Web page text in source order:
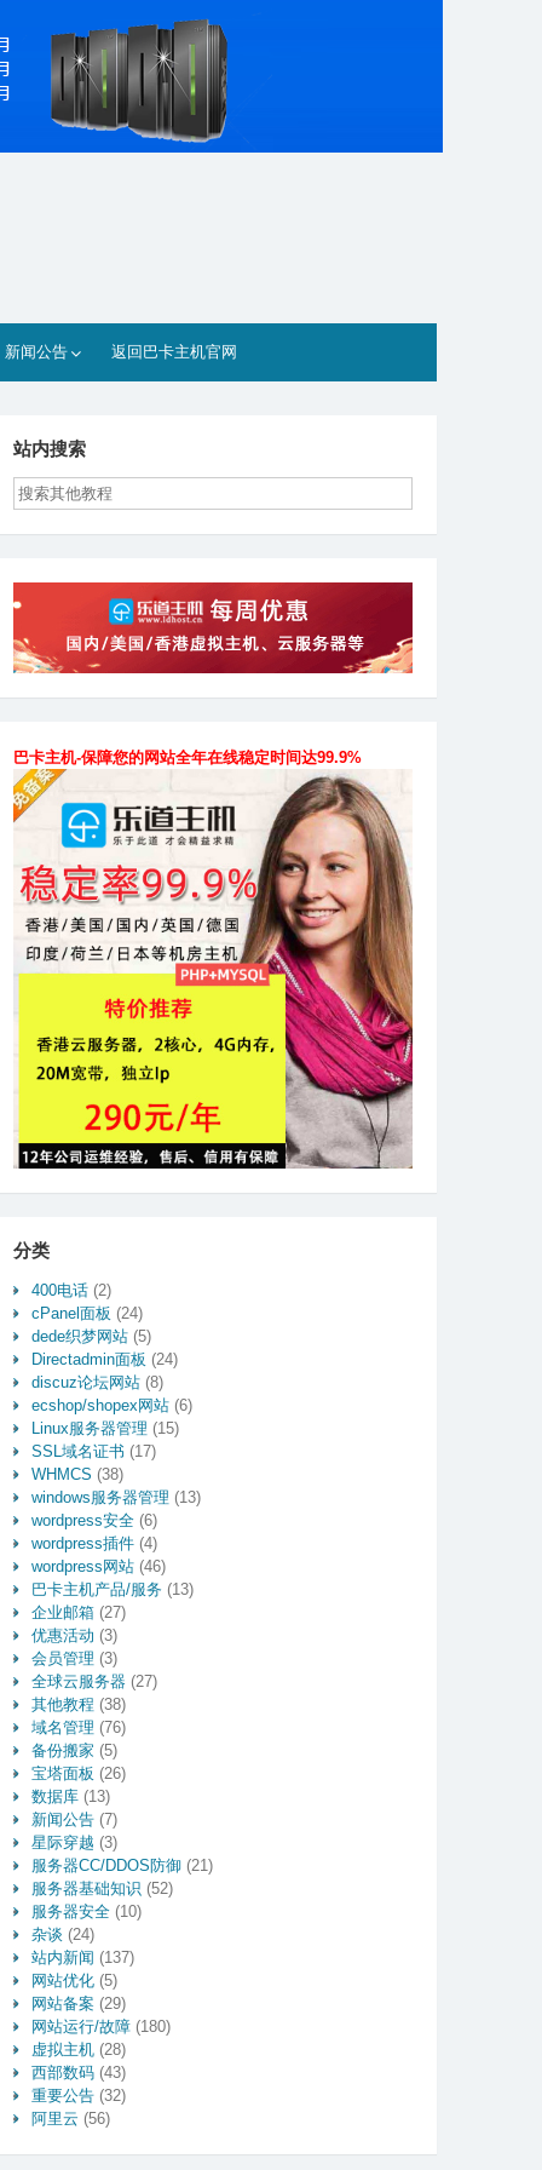
新闻公告 返回巴卡主机官网
站内搜索
巴卡主机-保障您的网站全年在线稳定时间达99.9%
分类
400电话(2)
cPanel面板 (24)
dede织梦网站(5)
Directadmin面板 (24)
discuz论坛网站(8)
ecshop/shopex网站(6)
Linux服务器管理 (15)
SSL域名证书 (17)
WHMCS (38)
windows服务器管理 (13)
wordpress安全(6)
wordpress插件(4)
wordpress网站(46)
巴卡主机产品/服务(13)
企业邮箱(27)
优惠活动 (3)
会员管理 (3)
全球云服务器 (27)
其他教程 (38)
域名管理 (76)
备份搬家 (5)
宝塔面板 (26)
数据库(13)
新闻公告(7)
星际穿越 (3)
服务器CC/DDOS防御(21)
服务器基础知识 (52)
服务器安全(10)
杂谈 (24)
站内新闻 (137)
网站优化(5)
网站备案 (29)
网站运行/故障(180)
虚拟主机(28)
西部数码(43)
重要公告(32)
阿里云 (56)